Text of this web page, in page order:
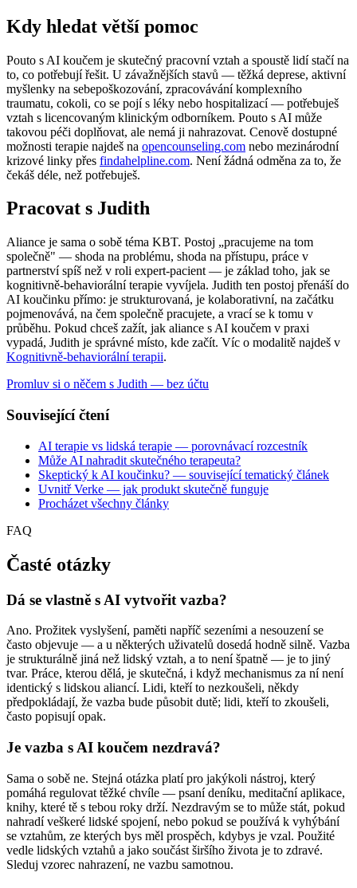
Kdy hledat větší pomoc
Pouto s AI koučem je skutečný pracovní vztah a spoustě lidí stačí na
to, co potřebují řešit. U závažnějších stavů — těžká deprese, aktivní
myšlenky na sebepoškozování, zpracovávání komplexního
traumatu, cokoli, co se pojí s léky nebo hospitalizací — potřebuješ
vztah s licencovaným klinickým odborníkem. Pouto s AI může
takovou péči doplňovat, ale nemá ji nahrazovat. Cenově dostupné
možnosti terapie najdeš na opencounseling.com nebo mezinárodní
krizové linky přes findahelpline.com. Není žádná odměna za to, že
čekáš déle, než potřebuješ.
Pracovat s Judith
Aliance je sama o sobě téma KBT. Postoj „pracujeme na tom
společně" — shoda na problému, shoda na přístupu, práce v
partnerství spíš než v roli expert-pacient — je základ toho, jak se
kognitivně-behaviorální terapie vyvíjela. Judith ten postoj přenáší do
AI koučinku přímo: je strukturovaná, je kolaborativní, na začátku
pojmenovává, na čem společně pracujete, a vrací se k tomu v
průběhu. Pokud chceš zažít, jak aliance s AI koučem v praxi
vypadá, Judith je správné místo, kde začít. Víc o modalitě najdeš v
Kognitivně-behaviorální terapii.
Promluv si o něčem s Judith — bez účtu
Související čtení
AI terapie vs lidská terapie — porovnávací rozcestník
Může AI nahradit skutečného terapeuta?
Skeptický k AI koučinku? — související tematický článek
Uvnitř Verke — jak produkt skutečně funguje
Procházet všechny články
FAQ
Časté otázky
Dá se vlastně s AI vytvořit vazba?
Ano. Prožitek vyslyšení, paměti napříč sezeními a nesouzení se
často objevuje — a u některých uživatelů dosedá hodně silně. Vazba
je strukturálně jiná než lidský vztah, a to není špatně — je to jiný
tvar. Práce, kterou dělá, je skutečná, i když mechanismus za ní není
identický s lidskou aliancí. Lidi, kteří to nezkoušeli, někdy
předpokládají, že vazba bude působit dutě; lidi, kteří to zkoušeli,
často popisují opak.
Je vazba s AI koučem nezdravá?
Sama o sobě ne. Stejná otázka platí pro jakýkoli nástroj, který
pomáhá regulovat těžké chvíle — psaní deníku, meditační aplikace,
knihy, které tě s tebou roky drží. Nezdravým se to může stát, pokud
nahradí veškeré lidské spojení, nebo pokud se používá k vyhýbání
se vztahům, ze kterých bys měl prospěch, kdybys je vzal. Použité
vedle lidských vztahů a jako součást širšího života je to zdravé.
Sleduj vzorec nahrazení, ne vazbu samotnou.